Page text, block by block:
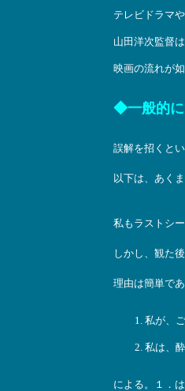
テレビドラマ
山田洋次監督
映画の流れが
◆一般的に
誤解を招くと
以下は、あく
私もラストシ
しかし、観た
理由は簡単であ
私が、
私は、
による。１．